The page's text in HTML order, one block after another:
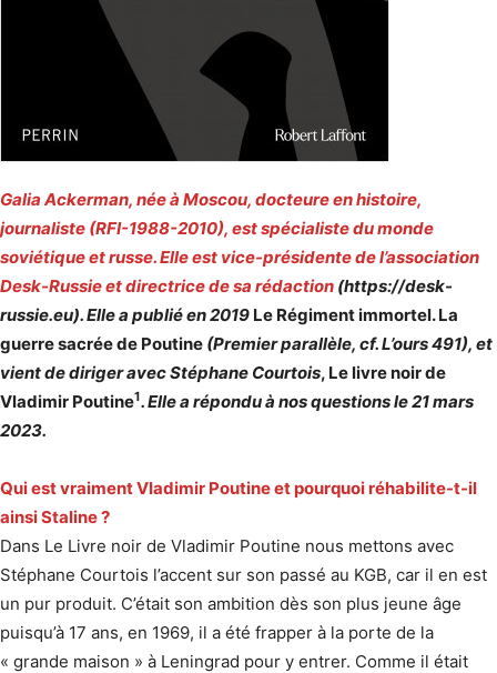
Galia Ackerman, née à Moscou, docteure en histoire,
journaliste (RFI-1988-2010), est spécialiste du monde
soviétique et russe. Elle est vice-présidente de l’association
Desk-Russie et directrice de sa rédaction (https://desk-
russie.eu). Elle a publié en 2019 Le Régiment immortel. La
guerre sacrée de Poutine (Premier parallèle, cf. L’ours 491), et
vient de diriger avec Stéphane Courtois, Le livre noir de
Vladimir Poutine1. Elle a répondu à nos questions le 21 mars
2023.
Qui est vraiment Vladimir Poutine et pourquoi réhabilite-t-il
ainsi Staline ?
Dans Le Livre noir de Vladimir Poutine nous mettons avec
Stéphane Courtois l’accent sur son passé au KGB, car il en est
un pur produit. C’était son ambition dès son plus jeune âge
puisqu’à 17 ans, en 1969, il a été frapper à la porte de la
« grande maison » à Leningrad pour y entrer. Comme il était